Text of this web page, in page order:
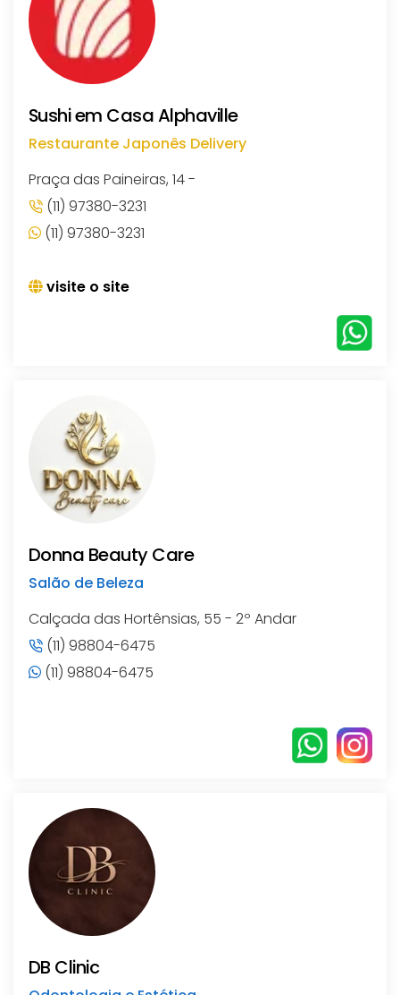
Sushi em Casa Alphaville
Restaurante Japonês Delivery
Praça das Paineiras, 14 -
(11) 97380-3231
(11) 97380-3231
visite o site
Donna Beauty Care
Salão de Beleza
Calçada das Hortênsias, 55 - 2º Andar
(11) 98804-6475
(11) 98804-6475
DB Clinic